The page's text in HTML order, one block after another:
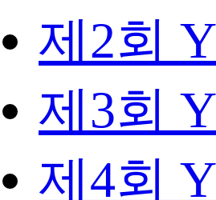
제2회
제3회
제4회